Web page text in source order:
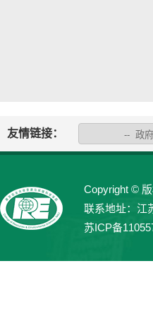
友情链接：
Copyright ©
联系地址：江
苏ICP备